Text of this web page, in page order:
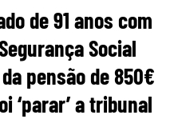
de 91 anos com
Social
pensão de 850€
‘parar’ a tribunal